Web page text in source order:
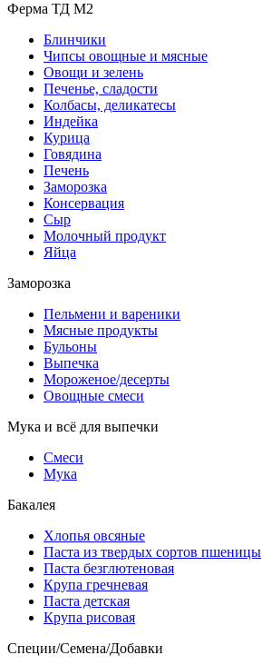
Ферма ТД М2
Блинчики
Чипсы овощные и мясные
Овощи и зелень
Печенье, сладости
Колбасы, деликатесы
Индейка
Курица
Говядина
Печень
Заморозка
Консервация
Сыр
Молочный продукт
Яйца
Заморозка
Пельмени и вареники
Мясные продукты
Бульоны
Выпечка
Мороженое/десерты
Овощные смеси
Мука и всё для выпечки
Смеси
Мука
Бакалея
Хлопья овсяные
Паста из твердых сортов пшеницы
Паста безглютеновая
Крупа гречневая
Паста детская
Крупа рисовая
Специи/Семена/Добавки